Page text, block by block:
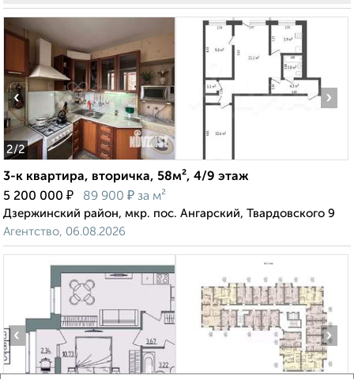
2/2
‹ ›
3-к квартира, вторичка, 58м², 4/9 этаж
5 200 000 ₽ 89 900 ₽ за м²
Дзержинский район, мкр. пос. Ангарский, Твардовского 9
Агентство, 06.08.2026
‹ ›